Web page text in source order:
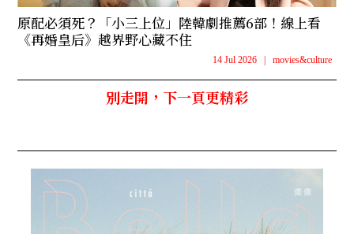
原配必須死？「小三上位」陸韓劇推薦6部！線上看
《再婚皇后》越界野心藏不住
14 Jul 2026 movies&culture
別走開，下一頁更精彩